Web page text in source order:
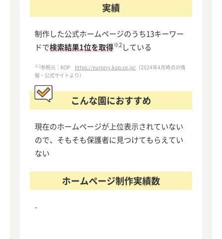
実績
制作した公式ホームページのうち13キーワー
ドで検索結果1位を取得※2している
※2参照元：KOP https://nursery.kop.co.jp/ （2024年4月時点の情
報・公式サイトより）
こんな園におすすめ
現在のホームページが上位表示されていない
ので、そもそも保護者に見つけてもらえてい
ない
ホームページ制作実績数
-